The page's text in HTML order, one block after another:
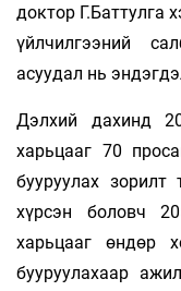
доктор Г.Баттулга
үйлчилгээний
асуудал нь
Дэлхий дахинд
харьцааг 70
бууруулах
хүрсэн боловч
харьцааг өндөр
бууруулахаар